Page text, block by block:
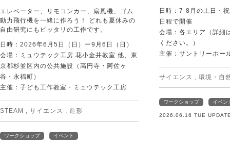
エレベーター、リモコンカー、扇風機、ゴム
動力飛行機を一緒に作ろう！ どれも夏休みの
自由研究にもピッタリの工作です。
日時：2026年6月5日（日）ー9月6日（日）
会場：ミュウテック工房 花小金井教室 他、東
京都杉並区内の公共施設（高円寺・阿佐ヶ
谷・永福町）
主催：子ども工作教室・ミュウテック工房
STEAM サイエンス 造形
ワークショップ イベント
日時：7-8月の土日・
日程で開催
会場：各エリア（詳細
ください。）
主催：サントリーホー
サイエンス 環境・自
ワークショップ イベン
2026.06.16 TUE